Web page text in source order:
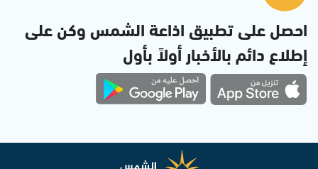
احصل على تطبيق اذاعة الشمس وكن على
إطلاع دائم بالأخبار أولاً بأول